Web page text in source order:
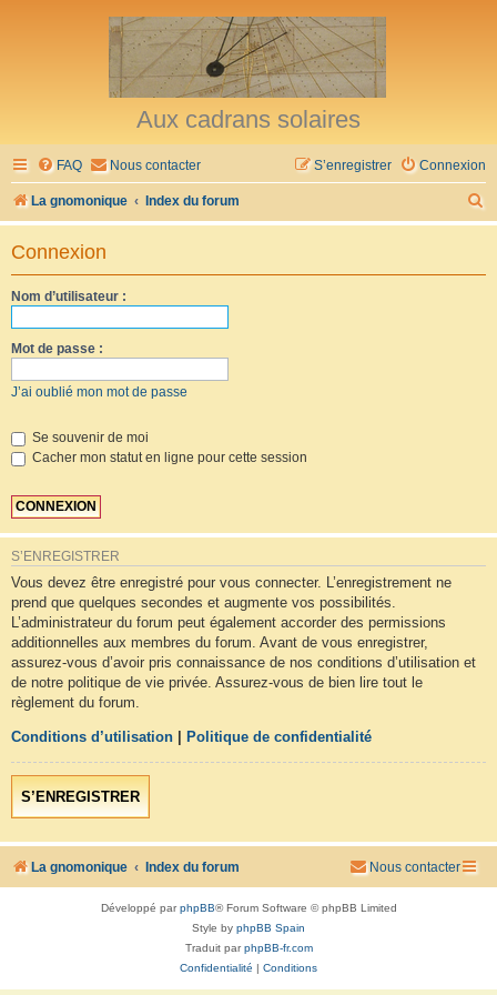
Aux cadrans solaires
FAQ Nous contacter Connexion
S’enregistrer
La gnomonique Index du forum
e
Connexion
Nom d’utilisateur :
Mot de passe :
J’ai oublié mon mot de passe
Se souvenir de moi
Cacher mon statut en ligne pour cette session
S’ENREGISTRER
Vous devez être enregistré pour vous connecter. L’enregistrement ne
prend que quelques secondes et augmente vos possibilités.
L’administrateur du forum peut également accorder des permissions
additionnelles aux membres du forum. Avant de vous enregistrer,
assurez-vous d’avoir pris connaissance de nos conditions d’utilisation et
de notre politique de vie privée. Assurez-vous de bien lire tout le
règlement du forum.
Conditions d’utilisation Politique de confidentialité
S’ENREGISTRER
La gnomonique Index du forum Nous contacter
Développé parphpBB® Forum Software © phpBB Limited
Style by phpBB Spain
Traduit parphpBB-fr.com
Confidentialité
Conditions